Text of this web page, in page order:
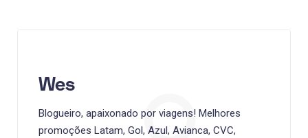
Wes
Blogueiro, apaixonado por viagens! Melhores
promoções Latam, Gol, Azul, Avianca, CVC,